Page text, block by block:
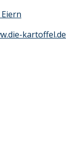
kartoffel.de